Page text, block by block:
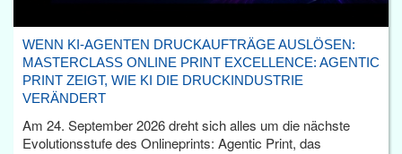
WENN KI-AGENTEN DRUCKAUFTRÄGE AUSLÖSEN:
MASTERCLASS ONLINE PRINT EXCELLENCE: AGENTIC
PRINT ZEIGT, WIE KI DIE DRUCKINDUSTRIE
VERÄNDERT
Am 24. September 2026 dreht sich alles um die nächste
Evolutionsstufe des Onlineprints: Agentic Print, das